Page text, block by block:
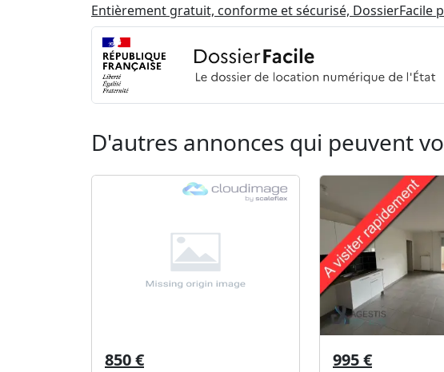
Entièrement gratuit, conforme et sécurisé,
D'autres annonces qui peuvent
850 € 995 €